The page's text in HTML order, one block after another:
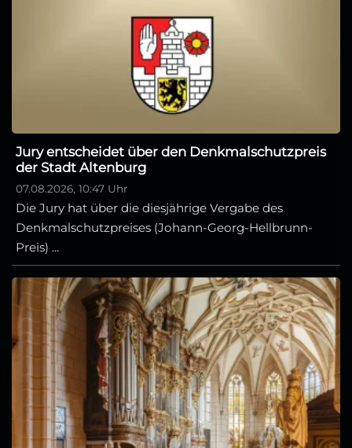
Jury entscheidet über den Denkmalschutzpreis
der Stadt Altenburg
07.08.2026, 10:47 Uhr
Die Jury hat über die diesjährige Vergabe des
Denkmalschutzpreises (Johann-Georg-Hellbrunn-
Preis) ...